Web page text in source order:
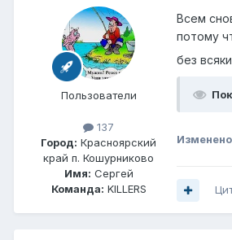
Пользователи
137
Город: Красноярский
край п. Кошурниково
Имя: Сергей
Команда: KILLERS
Всем
потому
без
Изменено